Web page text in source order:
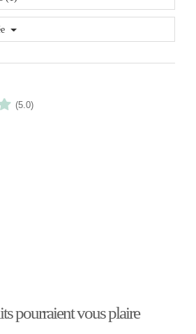
(5.0)
pourraient vous plaire